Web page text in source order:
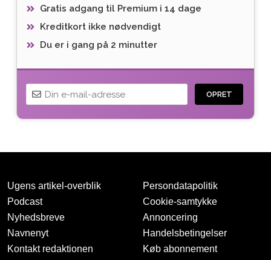
Gratis adgang til Premium i 14 dage
Kreditkort ikke nødvendigt
Du er i gang på 2 minutter
OPRET
Tak for oprettelsen
Ugens artikel-overblik
Podcast
Nyhedsbreve
Navnenyt
Kontakt redaktionen
Persondatapolitik
Cookie-samtykke
Annoncering
Handelsbetingelser
Køb abonnement